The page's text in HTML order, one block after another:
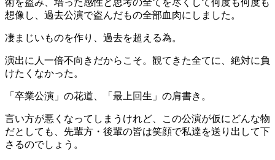
想像し、過去公演で盗んだもの全部血肉にしました。
凄まじいものを作り、過去を超える為。
演出に人一倍不向きだからこそ。観てきた全てに、絶対に負
けたくなかった。
「卒業公演」の花道、「最上回生」の肩書き。
言い方が悪くなってしまうけれど、この公演が仮にどんな物
だとしても、先輩方・後輩の皆は笑顔で私達を送り出して下
さるのでしょう。